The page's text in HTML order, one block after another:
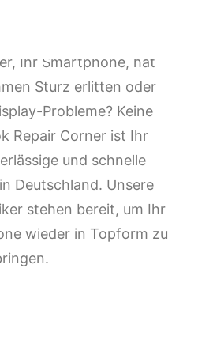
Ihr Smartphone, hat
Sturz erlitten oder
Probleme? Keine
Repair Corner ist Ihr
und schnelle
Deutschland. Unsere
stehen bereit, um Ihr
wieder in Topform zu